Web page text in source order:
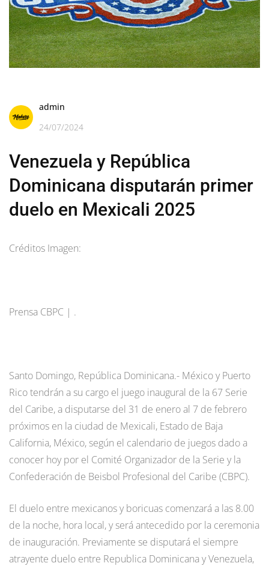
admin
24/07/2024
Venezuela y República
Dominicana disputarán primer
duelo en Mexicali 2025
Créditos Imagen:
Prensa CBPC | .
Santo Domingo, República Dominicana.- México y Puerto
Rico tendrán a su cargo el juego inaugural de la 67 Serie
del Caribe, a disputarse del 31 de enero al 7 de febrero
próximos en la ciudad de Mexicali, Estado de Baja
California, México, según el calendario de juegos dado a
conocer hoy por el Comité Organizador de la Serie y la
Confederación de Beisbol Profesional del Caribe (CBPC).
El duelo entre mexicanos y boricuas comenzará a las 8.00
de la noche, hora local, y será antecedido por la ceremonia
de inauguración. Previamente se disputará el siempre
atrayente duelo entre Republica Dominicana y Venezuela,